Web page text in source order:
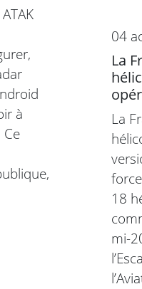
à
04
La
La
18
mi-